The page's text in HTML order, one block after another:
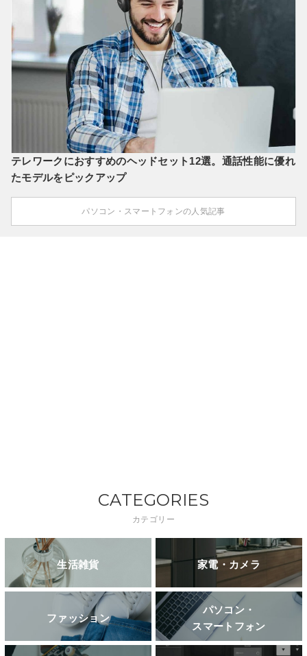
テレワークにおすすめのヘッドセット12選。通話性能に優れ
たモデルをピックアップ
パソコン・スマートフォンの人気記事
CATEGORIES
カテゴリー
生活雑貨 家電・カメラ
ファッション
パソコン・
スマートフォン